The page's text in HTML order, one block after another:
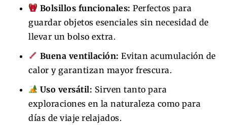
Bolsillos funcionales: Perfectos para
guardar objetos esenciales sin necesidad de
llevar un bolso extra.
Buena ventilación: Evitan acumulación de
calor y garantizan mayor frescura.
Uso versátil: Sirven tanto para
exploraciones en la naturaleza como para
días de viaje relajados.